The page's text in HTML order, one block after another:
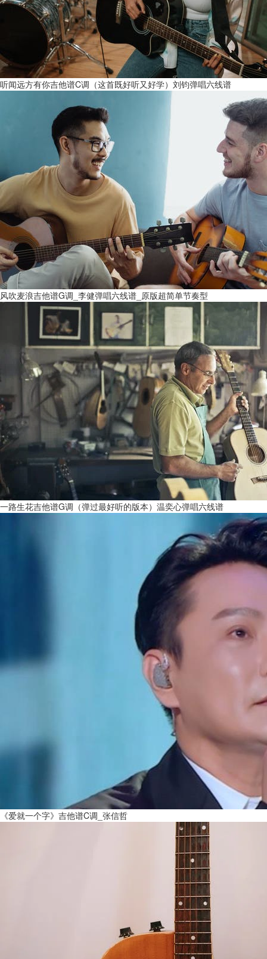
听闻远方有你吉他谱C调（这首既好听又好学）刘钧弹唱六线谱
风吹麦浪吉他谱G调_李健弹唱六线谱_原版超简单节奏型
一路生花吉他谱G调（弹过最好听的版本）温奕心弹唱六线谱
《爱就一个字》吉他谱C调_张信哲